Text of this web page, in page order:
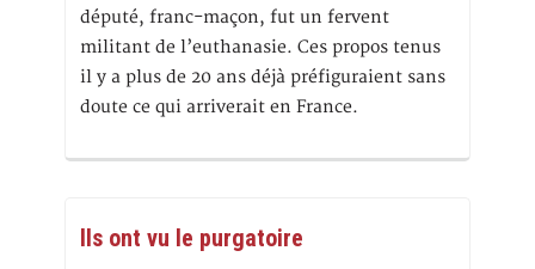
député, franc-maçon, fut un fervent
militant de l’euthanasie. Ces propos tenus
il y a plus de 20 ans déjà préfiguraient sans
doute ce qui arriverait en France.
Ils ont vu le purgatoire